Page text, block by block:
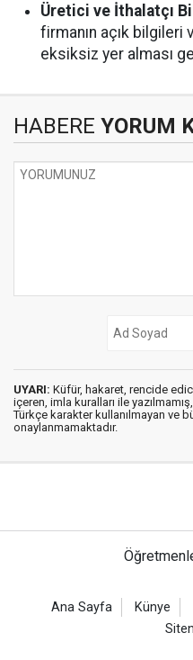
Üretici ve İthalatçı
firmanın açık bilgileri
eksiksiz yer alması
HABERE YORUM
UYARI: Küfür, hakaret, rencide
içeren, imla kuralları ile yazılmamış,
Türkçe karakter kullanılmayan ve
onaylanmamaktadır.
Ana Sayfa Künye